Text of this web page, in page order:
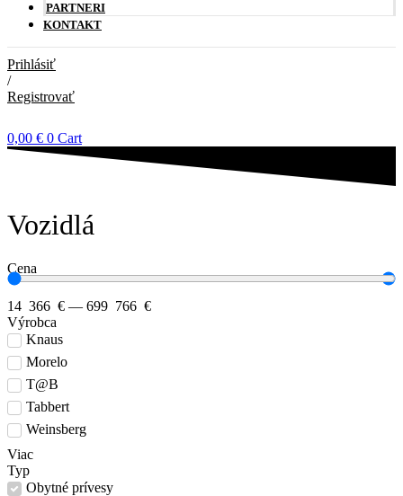
PARTNERI
KONTAKT
Prihlásiť
/
Registrovať
0,00 € 0 Cart
Vozidlá
Cena
14 366 € — 699 766 €
Výrobca
Knaus
Morelo
T@B
Tabbert
Weinsberg
Viac
Typ
Obytné prívesy